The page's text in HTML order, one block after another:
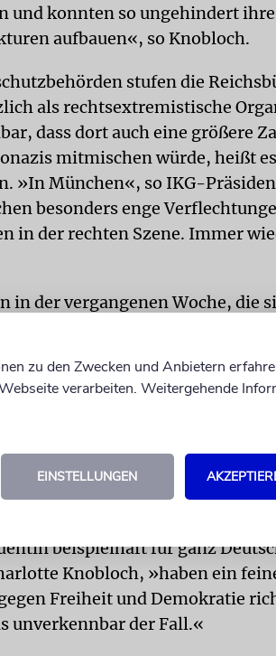
und konnten so ungehindert
aufbauen«, so Knobloch.
stufen die
als rechtsextremistische
dass dort auch eine größere
mitmischen würde, heißt
»In München«, so IKG-
besonders enge
in der rechten Szene. Immer
in der vergangenen Woche, die
und zahlreiche
und Munition wurden
versuchen, der
Joachim Herrmann.
beispielhaft für ganz
Knobloch, »haben ein
Freiheit und Demokratie
unverkennbar der Fall.«
zu den Zwecken und Anbietern
verarbeiten. Weitergehende
EINSTELLUNGEN